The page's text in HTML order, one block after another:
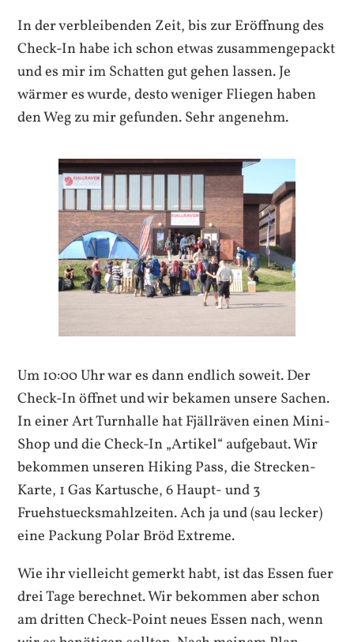
In der verbleibenden Zeit, bis zur Eröffnung des
Check-In habe ich schon etwas zusammengepackt
und es mir im Schatten gut gehen lassen. Je
wärmer es wurde, desto weniger Fliegen haben
den Weg zu mir gefunden. Sehr angenehm.
Um 10:00 Uhr war es dann endlich soweit. Der
Check-In öffnet und wir bekamen unsere Sachen.
In einer Art Turnhalle hat Fjällräven einen Mini-
Shop und die Check-In „Artikel“ aufgebaut. Wir
bekommen unseren Hiking Pass, die Strecken-
Karte, 1 Gas Kartusche, 6 Haupt- und 3
Fruehstuecksmahlzeiten. Ach ja und (sau lecker)
eine Packung Polar Bröd Extreme.
Wie ihr vielleicht gemerkt habt, ist das Essen fuer
drei Tage berechnet. Wir bekommen aber schon
am dritten Check-Point neues Essen nach, wenn